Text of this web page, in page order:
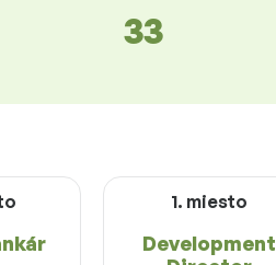
33
1. miesto
Development